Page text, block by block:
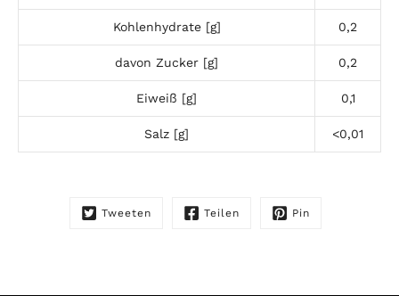
Kohlenhydrate [g] 0,2
davon Zucker [g] 0,2
Eiweiß [g] 0,1
Salz [g] <0,01
Tweeten Teilen Pin